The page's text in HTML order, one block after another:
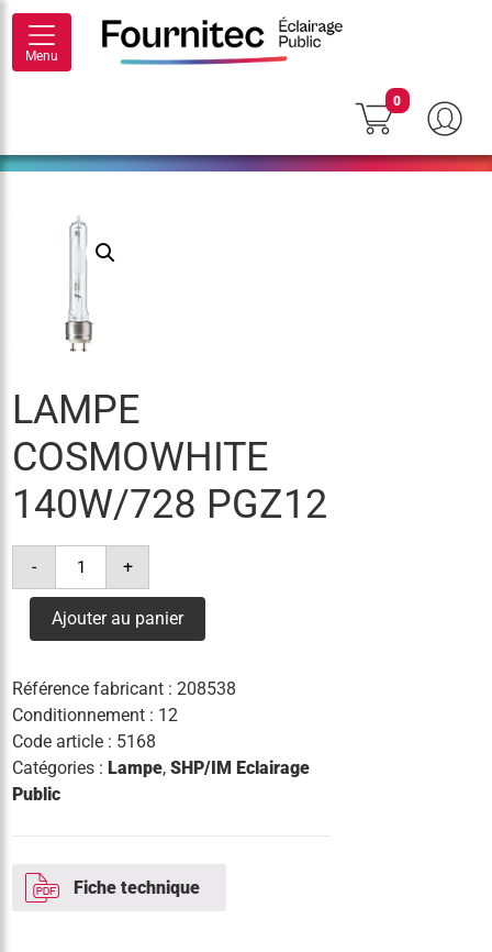
Menu
0
LAMPE
COSMOWHITE
140W/728 PGZ12
-
quantité
lampe
140w/728
pgz12
+
Ajouter au panier
Référence fabricant :208538
Conditionnement : 12
Code article : 5168
Catégories :Lampe,SHP/IM Eclairage
Public
Fiche technique